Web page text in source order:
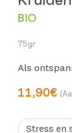
BIO
75gr
Als
11,90€
Stress en